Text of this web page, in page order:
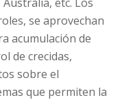
se aprovechan
acumulación de
de crecidas,
sobre el
que permiten la